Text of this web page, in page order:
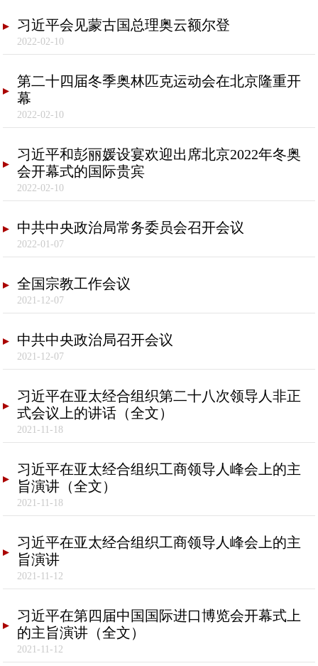
习近平会见蒙古国总理奥云额尔登
2022-02-10
第二十四届冬季奥林匹克运动会在北京隆重开
幕
2022-02-10
习近平和彭丽媛设宴欢迎出席北京2022年冬奥
会开幕式的国际贵宾
2022-02-10
中共中央政治局常务委员会召开会议
2022-01-07
全国宗教工作会议
2021-12-07
中共中央政治局召开会议
2021-12-07
习近平在亚太经合组织第二十八次领导人非正
式会议上的讲话（全文）
2021-11-18
习近平在亚太经合组织工商领导人峰会上的主
旨演讲（全文）
2021-11-18
习近平在亚太经合组织工商领导人峰会上的主
旨演讲
2021-11-12
习近平在第四届中国国际进口博览会开幕式上
的主旨演讲（全文）
2021-11-12